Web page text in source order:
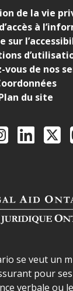
de la vie
à
sur
vous de nos
du site
Legal
Instagram X
dans
se veut un
pour
verbale ou